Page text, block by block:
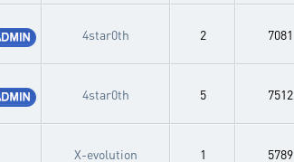
4star0th 2 7081
4star0th 5 7512
X-evolution 1 5789